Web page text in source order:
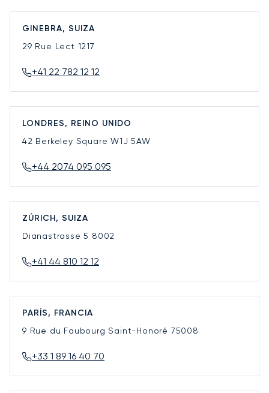
GINEBRA, SUIZA
29 Rue Lect 1217
+41 22 782 12 12
LONDRES, REINO UNIDO
42 Berkeley SquareW1J 5AW
+44 2074 095 095
ZÚRICH, SUIZA
Dianastrasse 5 8002
+41 44 810 12 12
PARÍS, FRANCIA
9 Rue du Faubourg Saint-Honoré 75008
+33 1 89 16 40 70